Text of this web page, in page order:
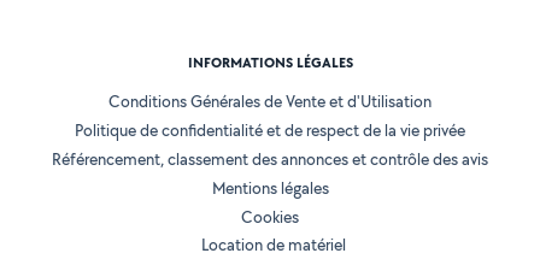
INFORMATIONS LÉGALES
Conditions Générales de Vente et d'Utilisation
Politique de confidentialité et de respect de la vie privée
Référencement, classement des annonces et contrôle des avis
Mentions légales
Cookies
Location de matériel